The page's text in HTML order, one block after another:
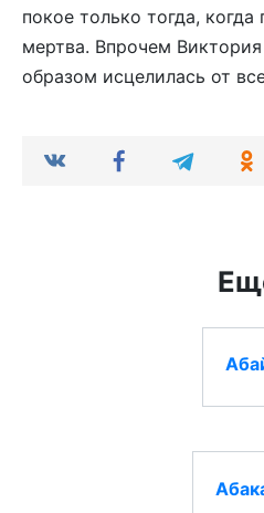
покое только тогда,
мертва. Впрочем
образом исцелилась от